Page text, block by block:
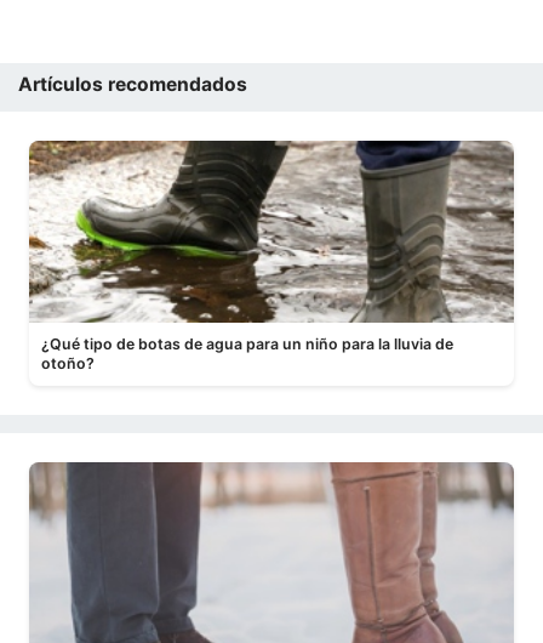
Artículos recomendados
¿Qué tipo de botas de agua para un niño para la lluvia de
otoño?